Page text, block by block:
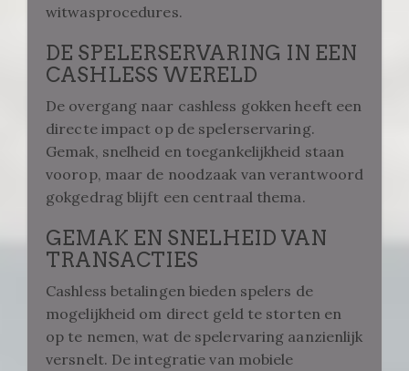
witwasprocedures.
DE SPELERSERVARING IN EEN
CASHLESS WERELD
De overgang naar cashless gokken heeft een
directe impact op de spelerservaring.
Gemak, snelheid en toegankelijkheid staan
voorop, maar de noodzaak van verantwoord
gokgedrag blijft een centraal thema.
GEMAK EN SNELHEID VAN
TRANSACTIES
Cashless betalingen bieden spelers de
mogelijkheid om direct geld te storten en
op te nemen, wat de spelervaring aanzienlijk
versnelt. De integratie van mobiele